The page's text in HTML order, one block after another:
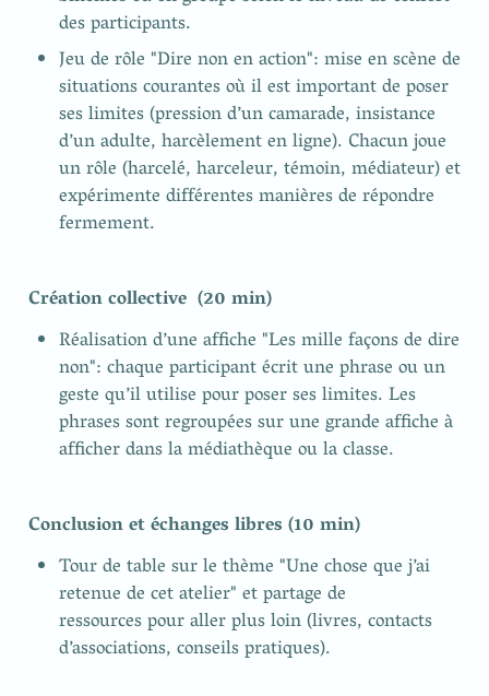
des participants.
Jeu de rôle "Dire non en action": mise en scène de
situations courantes où il est important de poser
ses limites (pression d’un camarade, insistance
d’un adulte, harcèlement en ligne). Chacun joue
un rôle (harcelé, harceleur, témoin, médiateur) et
expérimente différentes manières de répondre
fermement.
Création collective  (20 min)
Réalisation d’une affiche "Les mille façons de dire
non": chaque participant écrit une phrase ou un
geste qu’il utilise pour poser ses limites. Les
phrases sont regroupées sur une grande affiche à
afficher dans la médiathèque ou la classe.
Conclusion et échanges libres (10 min)
Tour de table sur le thème "Une chose que j’ai
retenue de cet atelier" et partage de
ressources pour aller plus loin (livres, contacts
d’associations, conseils pratiques).